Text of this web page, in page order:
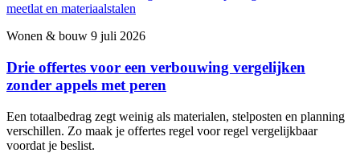
Wonen & bouw 9 juli 2026
Drie offertes voor een verbouwing vergelijken
zonder appels met peren
Een totaalbedrag zegt weinig als materialen, stelposten en planning
verschillen. Zo maak je offertes regel voor regel vergelijkbaar
voordat je beslist.